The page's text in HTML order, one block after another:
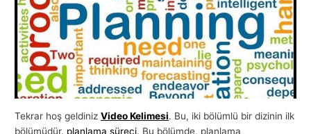
Tekrar hoş geldinizVideo Kelimesi. Bu, iki bölümlü bir dizinin ilk
bölümüdür. planlama süreci. Bu bölümde, planlama